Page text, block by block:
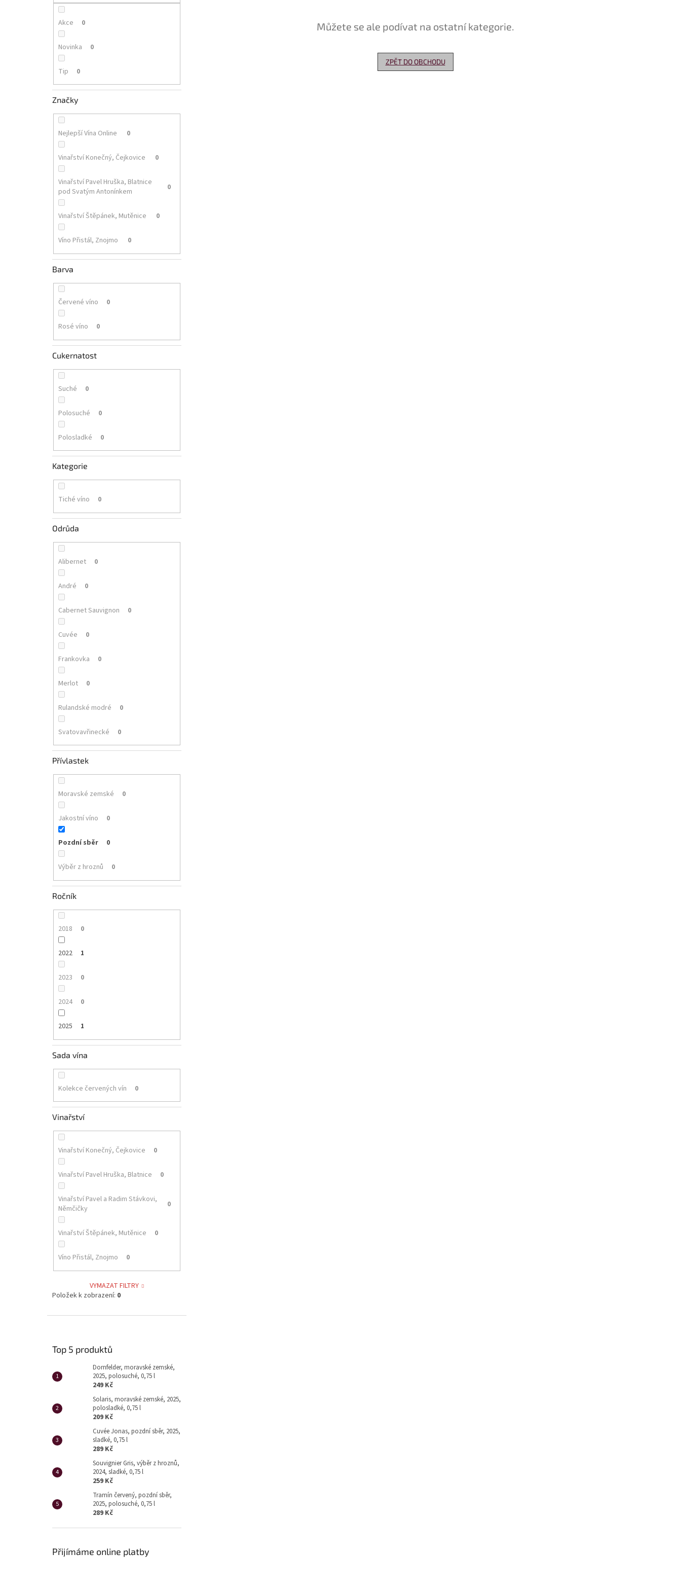
Akce 0
Novinka 0
Tip 0
Značky
Nejlepší Vína Online 0
Vinařství Konečný, Čejkovice 0
Vinařství Pavel Hruška, Blatnice
pod Svatým Antonínkem
0
Vinařství Štěpánek, Mutěnice 0
Víno Přistál, Znojmo 0
Barva
Červené víno 0
Rosé víno 0
Cukernatost
Suché 0
Polosuché 0
Polosladké 0
Kategorie
Tiché víno 0
Odrůda
Alibernet 0
André 0
Cabernet Sauvignon 0
Cuvée 0
Frankovka 0
Merlot 0
Rulandské modré 0
Svatovavřinecké 0
Přívlastek
Moravské zemské 0
Jakostní víno 0
Pozdní sběr 0
Výběr z hroznů 0
Ročník
2018 0
2022 1
2023 0
2024 0
2025 1
Sada vína
Kolekce červených vín 0
Vinařství
Vinařství Konečný, Čejkovice 0
Vinařství Pavel Hruška, Blatnice 0
Vinařství Pavel a Radim Stávkovi,
Němčičky
0
Vinařství Štěpánek, Mutěnice 0
Víno Přistál, Znojmo 0
VYMAZAT FILTRY
Položek k zobrazení: 0
Top 5 produktů
Dornfelder, moravské zemské,
2025, polosuché, 0,75 l
249 Kč
Solaris, moravské zemské, 2025,
polosladké, 0,75 l
209 Kč
Cuvée Jonas, pozdní sběr, 2025,
sladké, 0,75 l
289 Kč
Souvignier Gris, výběr z hroznů,
2024, sladké, 0,75 l
259 Kč
Tramín červený, pozdní sběr,
2025, polosuché, 0,75 l
289 Kč
Přijímáme online platby
Můžete se ale podívat na ostatní kategorie.
ZPĚT DO OBCHODU